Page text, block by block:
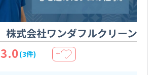
株式会社ワンダフルクリーン
3.0(3件) ＋